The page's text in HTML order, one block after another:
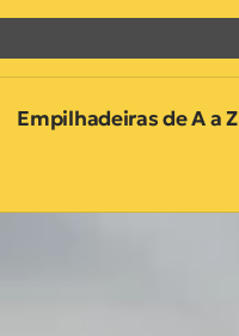
Empilhadeiras de A a Z